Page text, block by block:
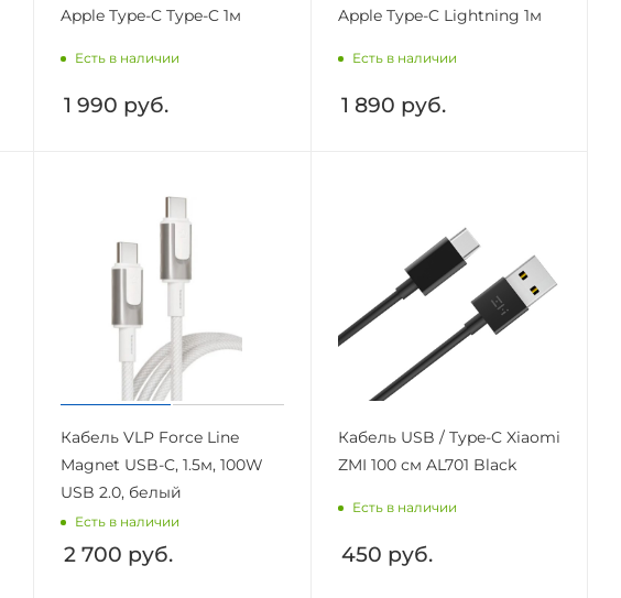
Apple Type-C Type-C 1м
Есть в наличии
1 990 руб.
Apple Type-C Lightning 1м
Есть в наличии
1 890 руб.
Кабель VLP Force Line
Magnet USB-C, 1.5м, 100W
USB 2.0, белый
Есть в наличии
2 700 руб.
Кабель USB / Type-C Xiaomi
ZMI 100 см AL701 Black
Есть в наличии
450 руб.